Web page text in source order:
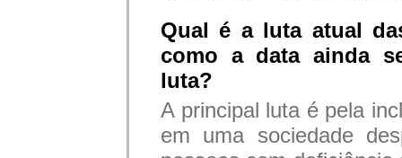
Qual é a luta atual
como a data ainda
luta?
A principal luta é pela
em uma sociedade